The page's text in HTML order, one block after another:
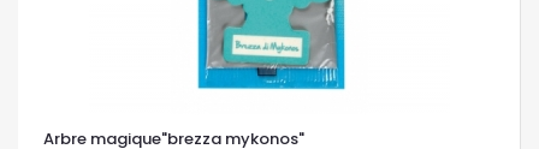
Arbre magique"brezza mykonos"